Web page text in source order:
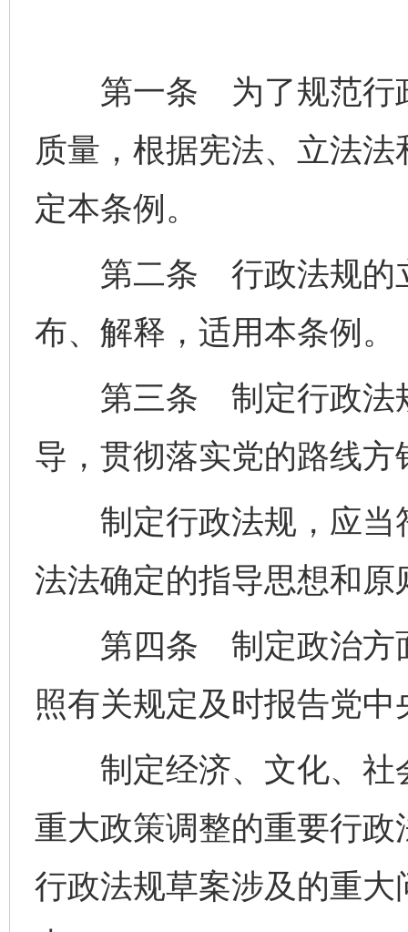
第一条 为了规范行政
质量，根据宪法、立法
定本条例。
第二条 行政法规的立
布、解释，适用本条例。
第三条 制定行政法规
导，贯彻落实党的路线
制定行政法规，应当
法法确定的指导思想和原
第四条 制定政治方面
照有关规定及时报告党中
制定经济、文化、社
重大政策调整的重要行
行政法规草案涉及的重